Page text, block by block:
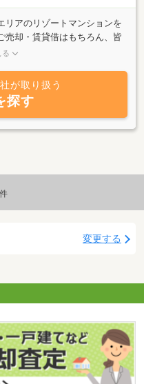
リアのリゾートマンションを
売却・賃貸借はもちろん、皆
てなんでもお気軽にお問い合
が取り扱う
探す
件
変更する